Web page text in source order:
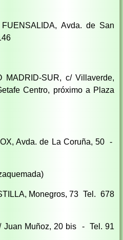
Avda. de San
MADRID-SUR, c/ Villaverde,
Centro, próximo a Plaza
Avda. de La Coruña, 50 -
Monegros, 73 Tel. 678
Juan Muñoz, 20 bis - Tel. 91